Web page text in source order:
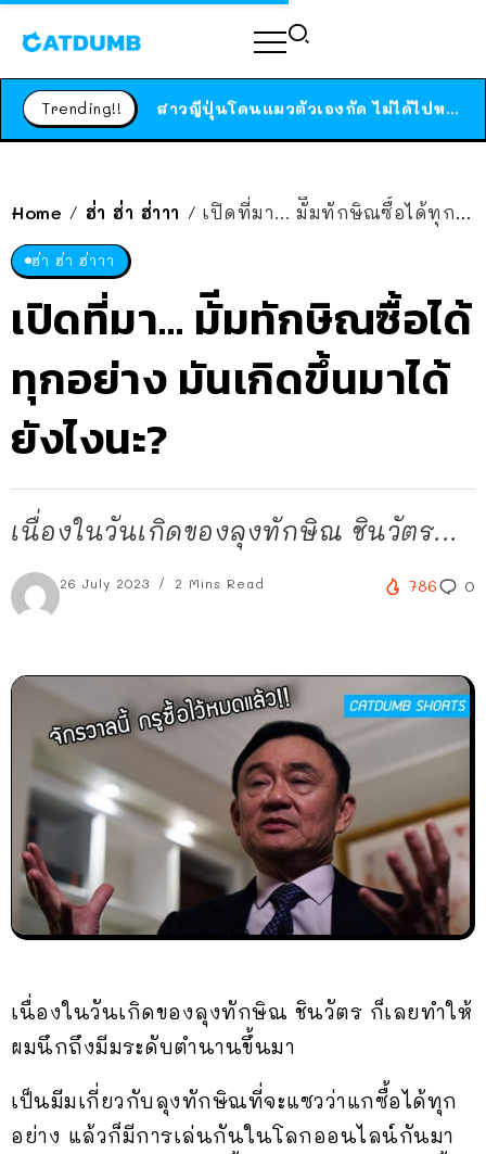
Trending!! ได้เวลาเด็กหนวดรวมตัว RF Online Next เปิดให้เล่นแล้ว เกม Sci-Fi MMORPG ระดับตำนาน เล่นได้ทั้งมือถือและ PC
Home / ฮ่า ฮ่า ฮ่าาา / เปิดที่มา… มัีมทักษิณซื้อได้ทุกอย่าง มันเกิดขึ้นมาได้ยังไงนะ?
ฮ่า ฮ่า ฮ่าาา
เปิดที่มา… มัีมทักษิณซื้อได้
ทุกอย่าง มันเกิดขึ้นมาได้
ยังไงนะ?
เนื่องในวันเกิดของลุงทักษิณ ชินวัตร...
26 July 2023 2 Mins Read 786 0
เนื่องในวันเกิดของลุงทักษิณ ชินวัตร ก็เลยทำให้
ผมนึกถึงมีมระดับตำนานขึ้นมา
เป็นมีมเกี่ยวกับลุงทักษิณที่จะแซวว่าแกซื้อได้ทุก
อย่าง แล้วก็มีการเล่นกันในโลกออนไลน์กันมา